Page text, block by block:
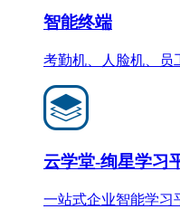
智能终端
考勤机、人脸机、员
云学堂-绚星学习
一站式企业智能学习